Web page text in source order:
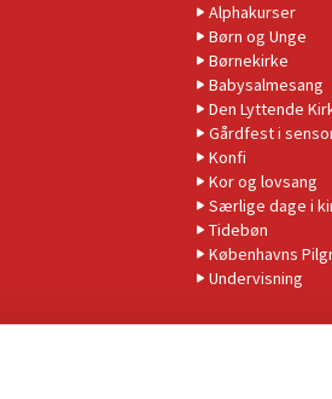
Alphakurser
Børn og Unge
Børnekirke
Babysalmesang
Den Lyttende
Gårdfest i
Konfi
Kor og lovsang
Særlige dage i
Tidebøn
Københavns
Undervisning